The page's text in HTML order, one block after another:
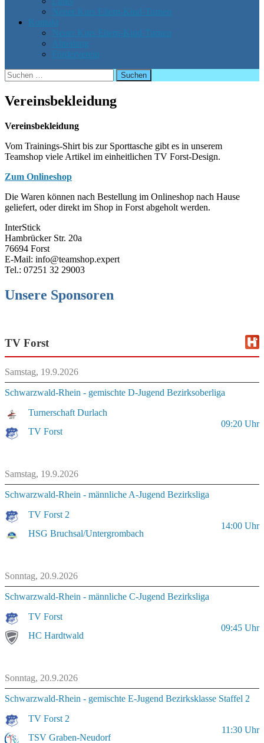
Neuer Kurs Eltern-Kind-Turnen
Kontakt
Neuer Kurs Eltern-Kind-Turnen
Abteilung
Förderverein
Suchen
nach:
Vereinsbekleidung
Vereinsbekleidung
Vom Trainings-Shirt bis zur Sporttasche gibt es in unserem
Teamshop viele Artikel im einheitlichen TV Forst-Design.
Zum Onlineshop
Die Waren können nach Bestellung im Onlineshop nach Hause
geliefert, oder direkt im Shop in Forst abgeholt werden.
InterStick
Hambrücker Str. 20a
76694 Forst
E-Mail: info@teamshop.expert
Tel.: 07251 32 29003
Unsere Sponsoren
TV Forst
Samstag, 19.9.2026
Schwarzwald-Rhein - gemischte D-Jugend Bezirksoberliga
Turnerschaft Durlach
TV Forst
09:20 Uhr
Samstag, 19.9.2026
Schwarzwald-Rhein - männliche A-Jugend Bezirksliga
TV Forst 2
HSG Bruchsal/Untergrombach
14:00 Uhr
Sonntag, 20.9.2026
Schwarzwald-Rhein - männliche C-Jugend Bezirksliga
TV Forst
HC Hardtwald
09:45 Uhr
Sonntag, 20.9.2026
Schwarzwald-Rhein - gemischte E-Jugend Bezirksklasse Staffel 2
TV Forst 2
TSV Graben-Neudorf
11:30 Uhr